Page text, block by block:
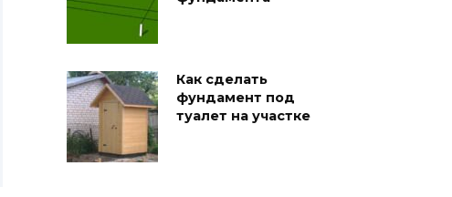
Как сделать
фундамент под
туалет на участке